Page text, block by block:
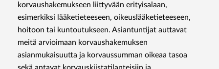
korvaushakemukseen liittyvään erityisalaan,
esimerkiksi lääketieteeseen, oikeuslääketieteeseen,
hoitoon tai kuntoutukseen. Asiantuntijat auttavat
meitä arvioimaan korvaushakemuksen
asianmukaisuutta ja korvaussumman oikeaa tasoa